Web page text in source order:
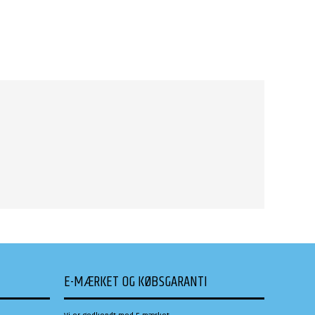
E-MÆRKET OG KØBSGARANTI